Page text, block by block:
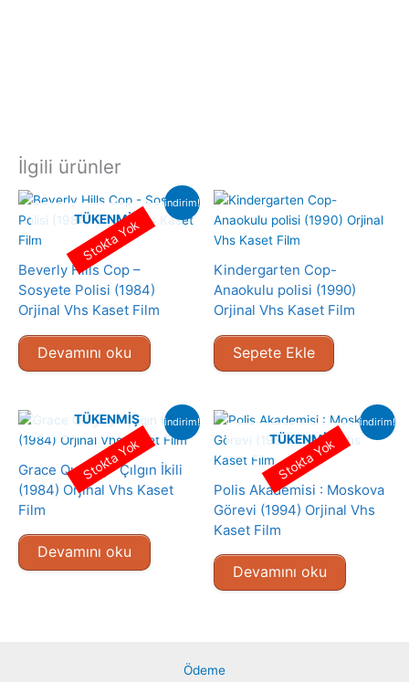
İlgili ürünler
indirim!
TÜKENMIŞ
Beverly Hills Cop –
Sosyete Polisi (1984)
Orjinal Vhs Kaset Film
Devamını oku
Stokta Yok
Kindergarten Cop-
Anaokulu polisi (1990)
Orjinal Vhs Kaset Film
Sepete Ekle
indirim!
TÜKENMIŞ
Grace Quigley- Çılgın İkili
(1984) Orjinal Vhs Kaset
Film
Devamını oku
Stokta Yok
indirim!
TÜKENMIŞ
Polis Akademisi : Moskova
Görevi (1994) Orjinal Vhs
Kaset Film
Devamını oku
Stokta Yok
Ödeme